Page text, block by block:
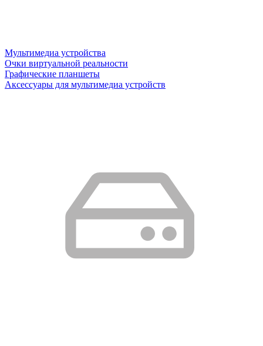
Мультимедиа устройства
Очки виртуальной реальности
Графические планшеты
Аксессуары для мультимедиа устройств